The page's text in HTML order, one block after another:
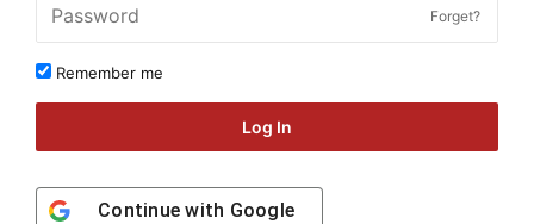
Forget?
Remember me
Log In
Continue with Google